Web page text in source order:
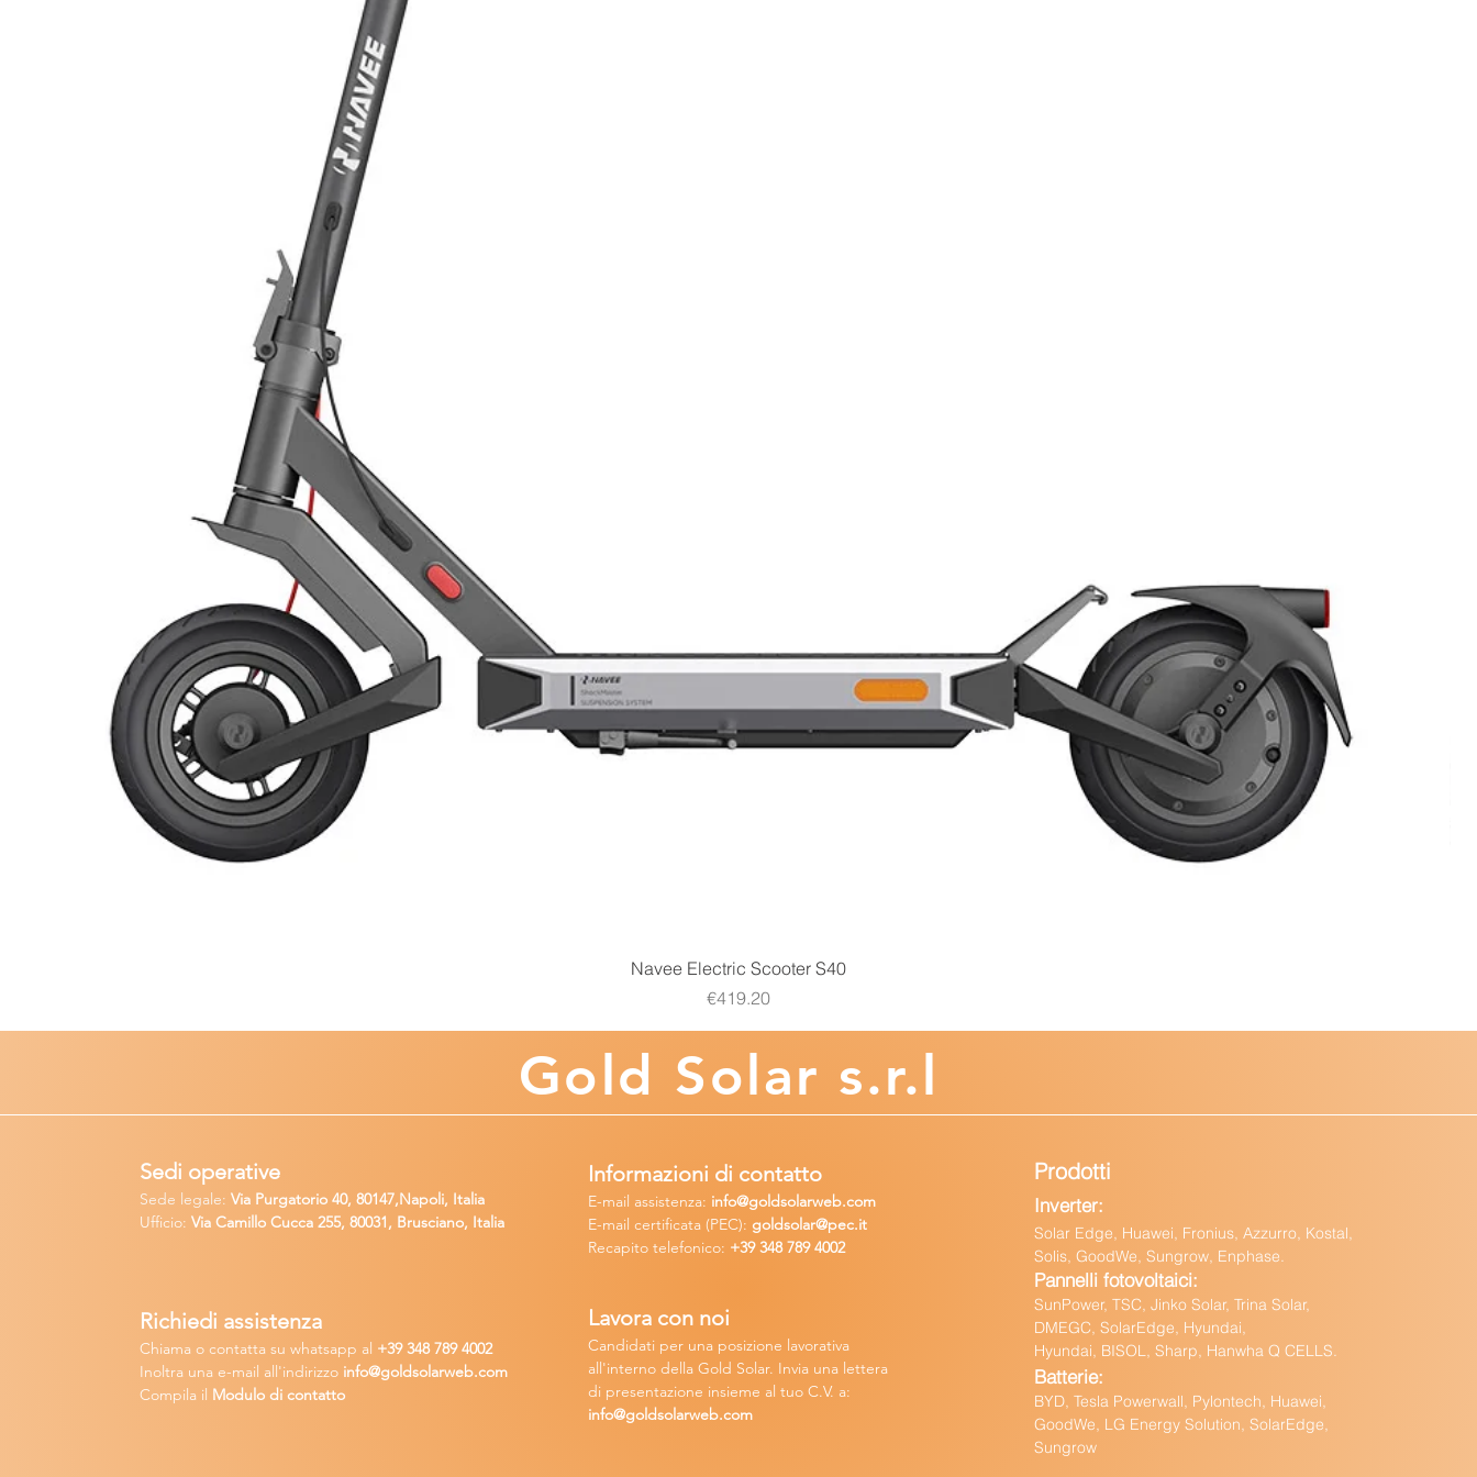
Quick View
Navee Electric Scooter S40
Price
€419.20
Gold Solar s.r.l
Sedi operative
Sede legale:Via Purgatorio 40, 80147,Napoli, Italia
Ufficio:Via Camillo Cucca 255, 80031, Brusciano, Italia
Richiedi assistenza
Chiama o contatta su whatsapp al +39 348 789 4002
Inoltra una e-mail all'indirizzo info@goldsolarweb.com
Compila il Modulo di contatto
Lavora con noi
Candidati per una posizione lavorativa
all'interno della Gold Solar. Invia una lettera
di presentazione insieme al tuo C.V. a:
info@goldsolarweb.com
Informazioni di contatto
E-mail assistenza: info@goldsolarweb.com
E-mail certificata (PEC): goldsolar@pec.it
Recapito telefonico: +39 348789 4002
Prodotti
Inverter:
Solar Edge, Huawei, Fronius, Azzurro, Kostal,
Solis, GoodWe, Sungrow, Enphase.
Pannelli fotovoltaici:
SunPower, TSC, Jinko Solar, Trina Solar,
DMEGC, SolarEdge, Hyundai,
Hyundai, BISOL, Sharp, Hanwha Q CELLS.
Batterie:
BYD, Tesla Powerwall, Pylontech, Huawei,
GoodWe, LG Energy Solution, SolarEdge,
Sungrow